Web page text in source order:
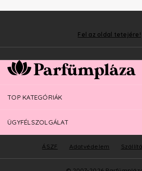
Fel az oldal tetejére!
TOP KATEGÓRIÁK
ÜGYFÉLSZOLGÁLAT
ÁSZF Adatvédelem